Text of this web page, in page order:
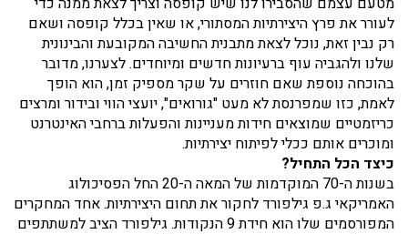
לעורר את פרץ היצירתיות המסתורי, או שאין בכלל קופסה ושאם
רק נבין זאת, נוכל לצאת מתבנית החשיבה המקובעת והבינונית
שלנו ולהגביה עוף ברעיונות חדשים ומיוחדים. לצערנו, מדובר
בהוכחה נוספת שאם חוזרים על שקר מספיק זמן, הוא הופך
לאמת, כזו שמפרנסת לא מעט "גורואים", יועצי הווי ובידור ומרצים
כריזמטיים שמוצאים חידות מעניינות והפעלות ברחבי האינטרנט
ומוכרים אותם ככלי לפיתוח יצירתיות.
כיצד הכל התחיל?
בשנות ה-70 המוקדמות של המאה ה-20 החל הפסיכולוג
האמריקאי ג.פ גילפורד לחקור את תחום היצירתיות. אחד המחקרים
המפורסמים שלו הוא חידת 9 הנקודות. גילפורד הציב למשתתפים